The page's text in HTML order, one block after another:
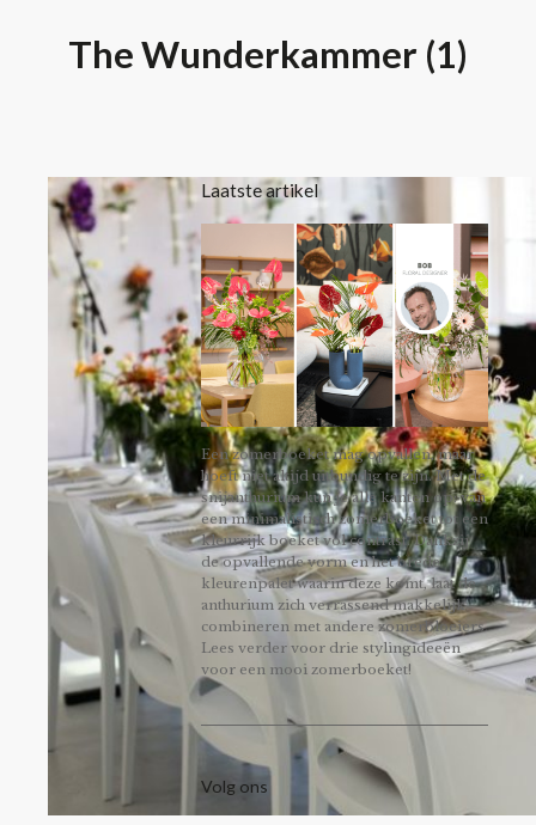
The Wunderkammer (1)
Laatste artikel
Een zomerboeket mag opvallen, maar
hoeft niet altijd uitbundig te zijn. Met de
snijanthurium kun je alle kanten op: van
een minimalistisch zomerboeket tot een
kleurrijk boeket vol contrast. Dankzij
de opvallende vorm en het brede
kleurenpalet waarin deze komt, laat de
anthurium zich verrassend makkelijk
combineren met andere zomerbloeiers.
Lees verder voor drie stylingideeën
voor een mooi zomerboeket!
Volg ons